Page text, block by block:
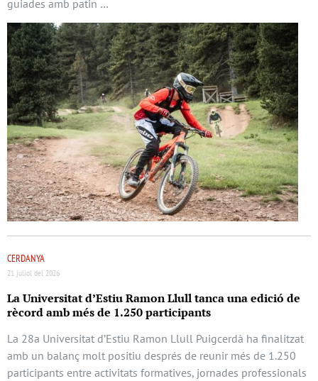
guiades amb patin …
CERDANYA
21 juliol del 2026
La Universitat d’Estiu Ramon Llull tanca una edició de
rècord amb més de 1.250 participants
La 28a Universitat d’Estiu Ramon Llull Puigcerdà ha finalitzat
amb un balanç molt positiu després de reunir més de 1.250
participants entre activitats formatives, jornades professionals